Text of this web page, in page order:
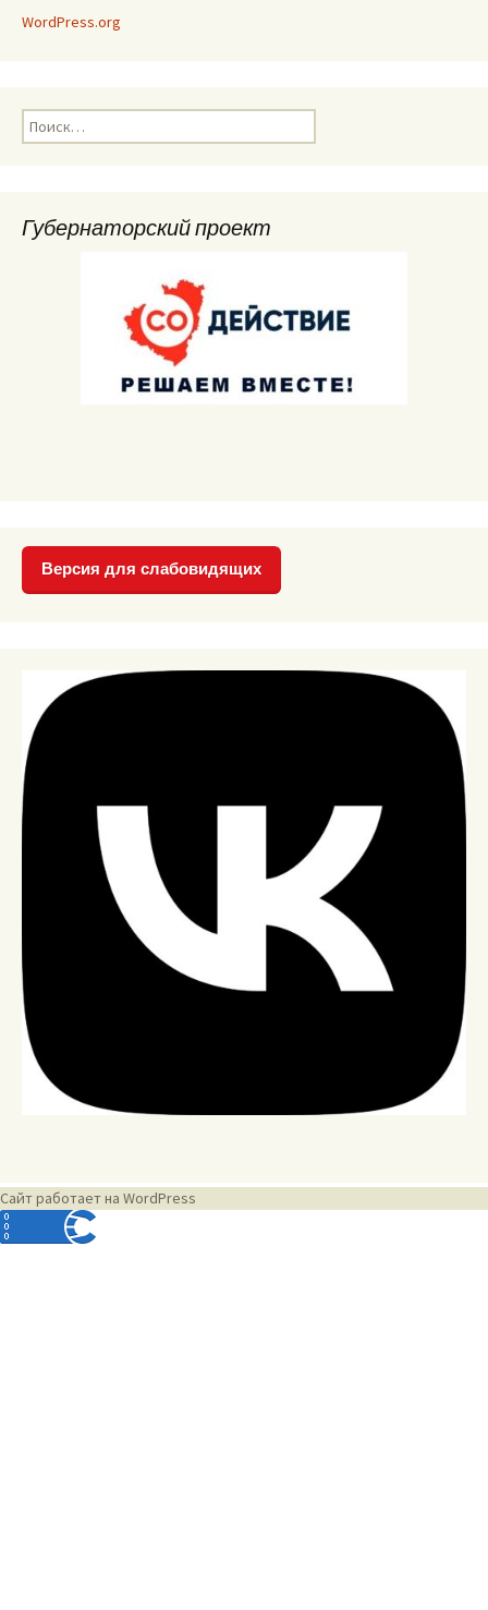
WordPress.org
Найти:
Губернаторский проект
Версия для слабовидящих
Сайт работает на WordPress